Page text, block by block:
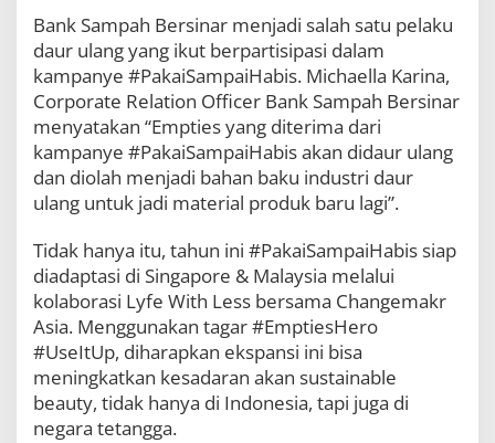
Bank Sampah Bersinar menjadi salah satu pelaku
daur ulang yang ikut berpartisipasi dalam
kampanye #PakaiSampaiHabis. Michaella Karina,
Corporate Relation Officer Bank Sampah Bersinar
menyatakan “Empties yang diterima dari
kampanye #PakaiSampaiHabis akan didaur ulang
dan diolah menjadi bahan baku industri daur
ulang untuk jadi material produk baru lagi”.
Tidak hanya itu, tahun ini #PakaiSampaiHabis siap
diadaptasi di Singapore & Malaysia melalui
kolaborasi Lyfe With Less bersama Changemakr
Asia. Menggunakan tagar #EmptiesHero
#UseItUp, diharapkan ekspansi ini bisa
meningkatkan kesadaran akan sustainable
beauty, tidak hanya di Indonesia, tapi juga di
negara tetangga.